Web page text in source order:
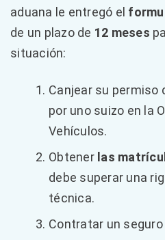
aduana le entregó el
de un plazo de 12 meses
situación:
Canjear su permiso
por uno suizo en la
Vehículos.
Obtener las
debe superar una
técnica.
Contratar un